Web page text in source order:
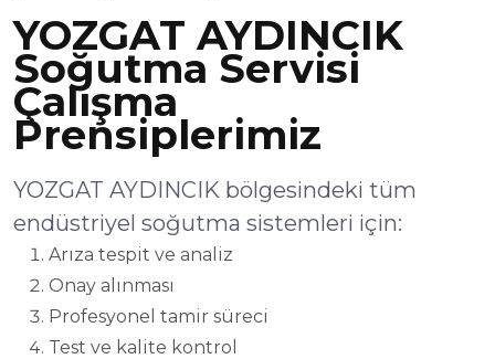
YOZGAT AYDINCIK
Soğutma Servisi
Çalışma
Prensiplerimiz
YOZGAT AYDINCIK bölgesindeki tüm
endüstriyel soğutma sistemleri için:
Arıza tespit ve analiz
Onay alınması
Profesyonel tamir süreci
Test ve kalite kontrol